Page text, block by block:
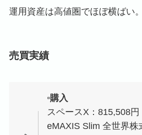
運用資産は高値圏でほぼ横ばい。
売買実績
▫️購入
スペースX：815,508円
eMAXIS Slim 全世界株